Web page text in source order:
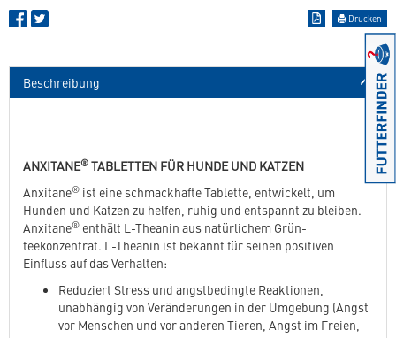
Drucken
Beschreibung
ANXITANE® TABLETTEN FÜR HUNDE UND KATZEN
Anxitane® ist eine schmackhafte Tablette, entwickelt, um
Hunden und Katzen zu helfen, ruhig und entspannt zu bleiben.
Anxitane® enthält L-Theanin aus natürlichem Grün-
teekonzentrat. L-Theanin ist bekannt für seinen positiven
Einfluss auf das Verhalten:
Reduziert Stress und angstbedingte Reaktionen,
unabhängig von Veränderungen in der Umgebung (Angst
vor Menschen und vor anderen Tieren, Angst im Freien,